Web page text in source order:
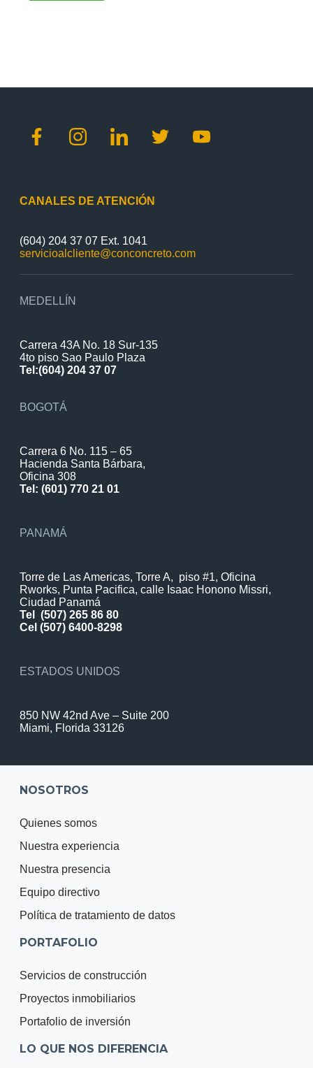
CANALES DE ATENCIÓN
(604) 204 37 07 Ext. 1041
servicioalcliente@conconcreto.com
MEDELLÍN
Carrera 43A No. 18 Sur-135
4to piso Sao Paulo Plaza
Tel:(604) 204 37 07
BOGOTÁ
Carrera 6 No. 115 – 65
Hacienda Santa Bárbara,
Oficina 308
Tel: (601) 770 21 01
PANAMÁ
Torre de Las Americas, Torre A, piso #1, Oficina
Rworks, Punta Pacifica, calle Isaac Honono Missri,
Ciudad Panamá
Tel
(507) 265 86 80
Cel (507) 6400-8298
ESTADOS UNIDOS
850 NW 42nd Ave – Suite 200
Miami, Florida 33126
NOSOTROS
Quienes somos
Nuestra experiencia
Nuestra presencia
Equipo directivo
Política de tratamiento de datos
PORTAFOLIO
Servicios de construcción
Proyectos inmobiliarios
Portafolio de inversión
LO QUE NOS DIFERENCIA